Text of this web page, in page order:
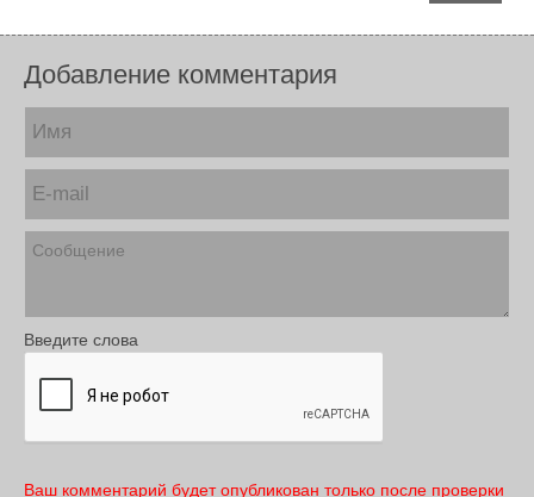
Добавление комментария
Введите слова
Ваш комментарий будет опубликован только после проверки